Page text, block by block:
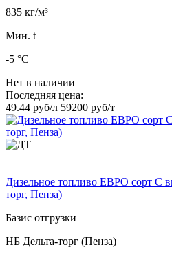
835 кг/м³
Мин. t
-5 °C
Нет в наличии
Последняя цена:
49.44 руб/л 59200 руб/т
Дизельное топливо ЕВРО сорт C
торг, Пенза)
Базис отгрузки
НБ Дельта-торг (Пенза)